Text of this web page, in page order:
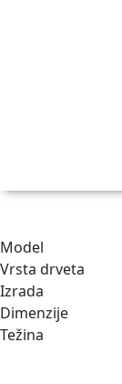
Model
Vrsta drveta
Izrada
Dimenzije
Težina